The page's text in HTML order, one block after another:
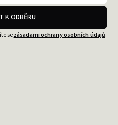
K ODBĚRU
sezásadami ochrany osobních údajů.